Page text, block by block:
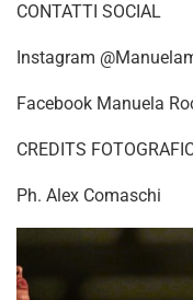
CONTATTI SOCIAL
Instagram
Facebook Manuela
CREDITS
Ph. Alex Comaschi